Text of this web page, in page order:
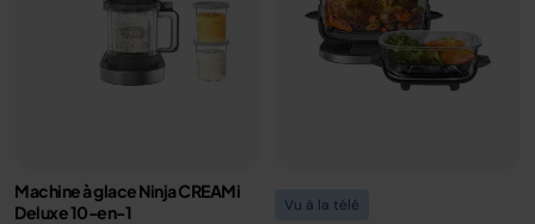
Machine à glace Ninja CREAMi
Deluxe 10-en-1
Vu à la télé